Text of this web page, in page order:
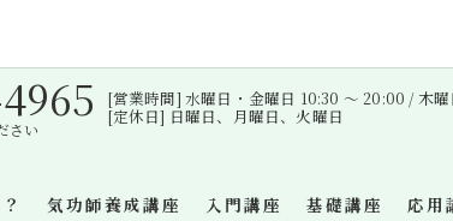
さい
[営業時間] 水曜日・金曜日 10:30 〜 20:00 / 木
[定休日] 日曜日、月曜日、火曜日
気功師養成講座 入門講座 基礎講座 応用